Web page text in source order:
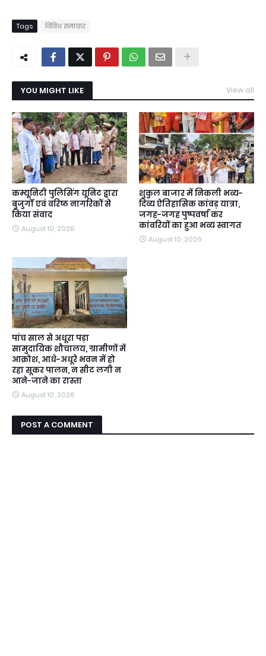
Tags विविध समाचार
YOU MIGHT LIKE View all
कम्यूनिटी पुलिसिंग यूनिट द्वारा
बुजुर्गों एवं वरिष्ठ नागरिकों से
किया संवाद
August 10, 2026
शुकुल बाजार में निकली भव्य-
दिव्य ऐतिहासिक कांवड़ यात्रा,
जगह-जगह पुष्पवर्षा कर
कांवरियों का हुआ भव्य स्वागत
August 10, 2026
पांच साल से अधूरा पड़ा
सामुदायिक शौचालय, ग्रामीणों में
आक्रोश, आधे-अधूरे भवन में हो
रहा सूकर पालन, न सीट लगी न
आने-जाने का रास्ता
August 10, 2026
POST A COMMENT